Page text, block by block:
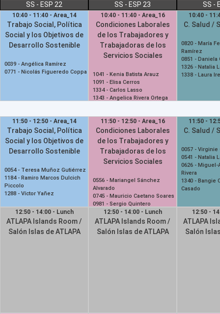
SATURDAY 06 DE APRIL
SS - ESP 22
10:40 - 11:40 - Area_14
Trabajo Social, Política
Social y los Objetivos de
Desarrollo Sostenible
0039 - Angélica Ramírez
0771 - Nicolás Figueredo Coppa
11:50 - 12:50 - Area_14
Trabajo Social, Política
Social y los Objetivos de
Desarrollo Sostenible
0054 - Teresa Muñoz Gutiérrez
1184 - Ramiro Marcos Dulcich
Piccolo
1288 - Víctor Yañez
12:50 - 14:00 - Lunch
ATLAPA Islands Room /
Salón Islas de ATLAPA
SS - ESP 23
10:40 - 11:40 - Area_16
Condiciones Laborales
de los Trabajadores y
Trabajadoras de los
Servicios Sociales
1041 - Kenia Batista Arauz
1091 - Elisa Cerros
1334 - Carlos Lasso
1343 - Angelica Rivera Ortega
11:50 - 12:50 - Area_16
Condiciones Laborales
de los Trabajadores y
Trabajadoras de los
Servicios Sociales
0556 - Mariangel Sánchez
Alvarado
0745 - Mauricio Caetano Soares
0981 - Sergio Quintero
12:50 - 14:00 - Lunch
ATLAPA Islands Room /
Salón Islas de ATLAPA
SS -
10:40 -
C. Salud /
0820 - María
Ramírez
0851 - Daniela
1326 - Natalia
1338 - Laura
11:50 -
C. Salud /
0057 - Virginie
0541 - Natalia
0626 - Miguel-
Rivera
1340 - Bangie
Casado
12:50 -
ATLAPA
Salón